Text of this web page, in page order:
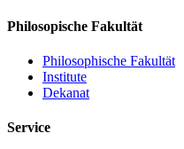
Philosopische Fakultät
Philosophische Fakultät
Institute
Dekanat
Service